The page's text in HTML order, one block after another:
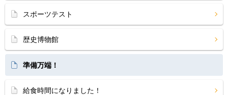
スポーツテスト
歴史博物館
準備万端！
給食時間になりました！